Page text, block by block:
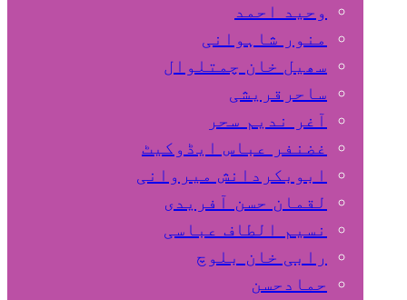
وحید احمد
منور شاہوانی
سھیل خان چمتلوال
ساحرقریشی
آغر ندیم سحر
غضنفر عباس ایڈوکیٹ
ابوبکردانش میروانی
لقمان حسن آفریدی
نسیم الطاف عباسی
رابی خان بلوچ
حمادحسن